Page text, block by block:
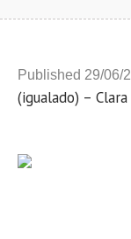
Published 29/06/
(igualado) –